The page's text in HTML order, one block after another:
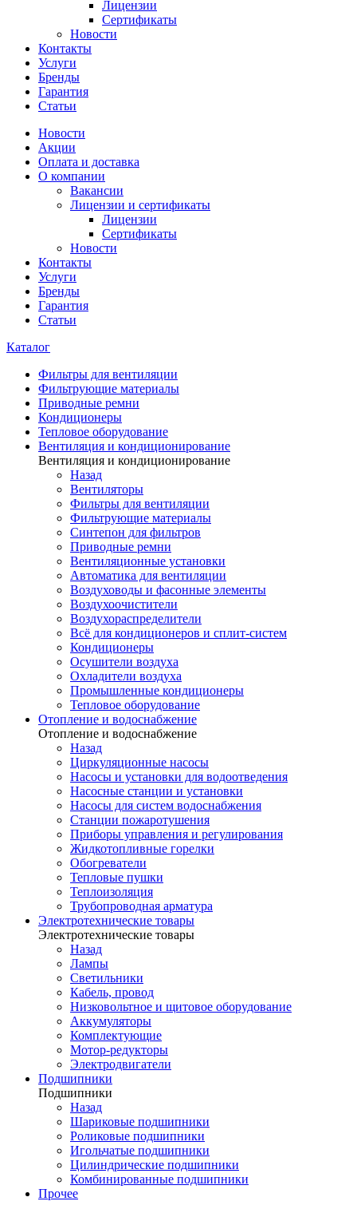
Лицензии
Сертификаты
Новости
Контакты
Услуги
Бренды
Гарантия
Статьи
Новости
Акции
Оплата и доставка
О компании
Вакансии
Лицензии и сертификаты
Лицензии
Сертификаты
Новости
Контакты
Услуги
Бренды
Гарантия
Статьи
Каталог
Фильтры для вентиляции
Фильтрующие материалы
Приводные ремни
Кондиционеры
Тепловое оборудование
Вентиляция и кондиционирование
Вентиляция и кондиционирование
Назад
Вентиляторы
Фильтры для вентиляции
Фильтрующие материалы
Синтепон для фильтров
Приводные ремни
Вентиляционные установки
Автоматика для вентиляции
Воздуховоды и фасонные элементы
Воздухоочистители
Воздухораспределители
Всё для кондиционеров и сплит-систем
Кондиционеры
Осушители воздуха
Охладители воздуха
Промышленные кондиционеры
Тепловое оборудование
Отопление и водоснабжение
Отопление и водоснабжение
Назад
Циркуляционные насосы
Насосы и установки для водоотведения
Насосные станции и установки
Насосы для систем водоснабжения
Станции пожаротушения
Приборы управления и регулирования
Жидкотопливные горелки
Обогреватели
Тепловые пушки
Теплоизоляция
Трубопроводная арматура
Электротехнические товары
Электротехнические товары
Назад
Лампы
Светильники
Кабель, провод
Низковольтное и щитовое оборудование
Аккумуляторы
Комплектующие
Мотор-редукторы
Электродвигатели
Подшипники
Подшипники
Назад
Шариковые подшипники
Роликовые подшипники
Игольчатые подшипники
Цилиндрические подшипники
Комбинированные подшипники
Прочее